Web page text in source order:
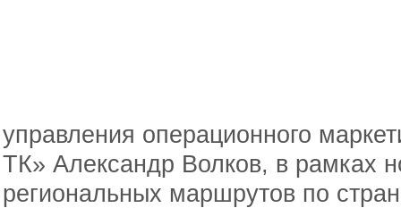
управления операционного
ТК» Александр Волков, в рамках
региональных маршрутов по